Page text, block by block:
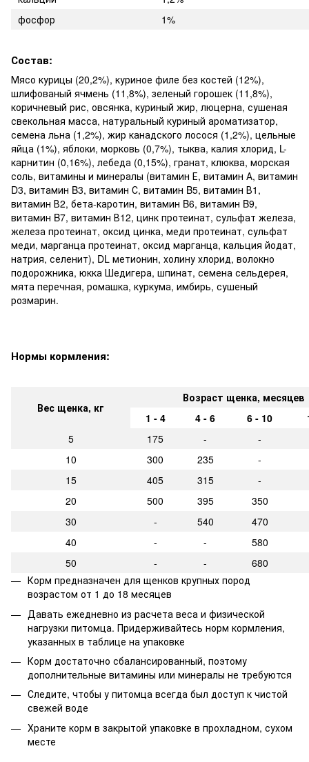
фосфор
1%
Состав:
Мясо курицы (20,2%), куриное филе без костей (12%),
шлифованый ячмень (11,8%), зеленый горошек (11,8%),
коричневый рис, овсянка, куриный жир, люцерна, сушеная
свекольная масса, натуральный куриный ароматизатор,
семена льна (1,2%), жир канадского лосося (1,2%), цельные
яйца (1%), яблоки, морковь (0,7%), тыква, калия хлорид, L-
карнитин (0,16%), лебеда (0,15%), гранат, клюква, морская
соль, витамины и минералы (витамин Е, витамин А, витамин
D3, витамин B3, витамин С, витамин B5, витамин В1,
витамин В2, бета-каротин, витамин B6, витамин B9,
витамин B7, витамин В12, цинк протеинат, сульфат железа,
железа протеинат, оксид цинка, меди протеинат, сульфат
меди, марганца протеинат, оксид марганца, кальция йодат,
натрия, селенит), DL метионин, холину хлорид, волокно
подорожника, юкка Шедигера, шпинат, семена сельдерея,
мята перечная, ромашка, куркума, имбирь, сушеный
розмарин.
Нормы кормления:
Вес щенка, кг
Возраст щенка, месяцев
1 - 4
4 - 6 6 - 10
5
175 -
-
10
300 235
-
15
405 315
-
20
500 395
350
30
- 540
470
40
- -
580
50
- -
680
Корм предназначен для щенков крупных пород
возрастом от 1 до 18 месяцев
Давать ежедневно из расчета веса и физической
нагрузки питомца. Придерживайтесь норм кормления,
указанных в таблице на упаковке
Корм достаточно сбалансированный, поэтому
дополнительные витамины или минералы не требуются
Следите, чтобы у питомца всегда был доступ к чистой
свежей воде
Храните корм в закрытой упаковке в прохладном, сухом
месте